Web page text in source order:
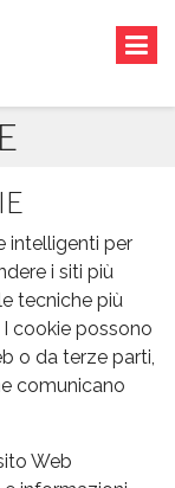
intelligenti per
i siti più
tecniche più
cookie possono
o da terze parti,
comunicano
Web